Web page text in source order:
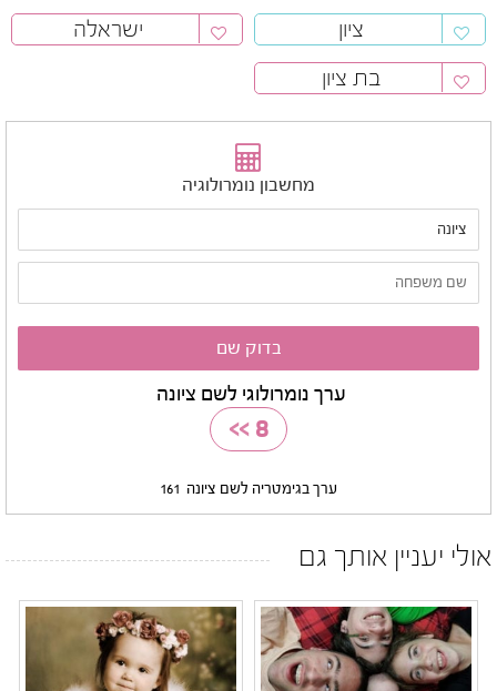
ציון
ישראלה
בת ציון
מחשבון נומרולוגיה
ערך נומרולוגי לשם ציונה
8
>>
ערך בגימטריה לשם ציונה 161
אולי יעניין אותך גם